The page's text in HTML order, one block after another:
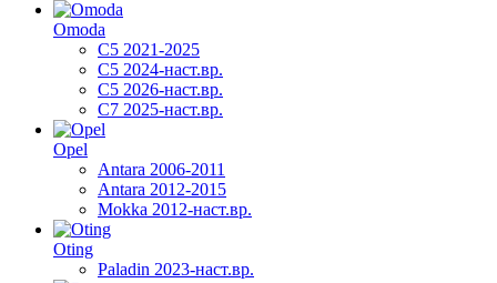
Omoda
C5 2021-2025
C5 2024-наст.вр.
C5 2026-наст.вр.
C7 2025-наст.вр.
Opel
Antara 2006-2011
Antara 2012-2015
Mokka 2012-наст.вр.
Oting
Paladin 2023-наст.вр.